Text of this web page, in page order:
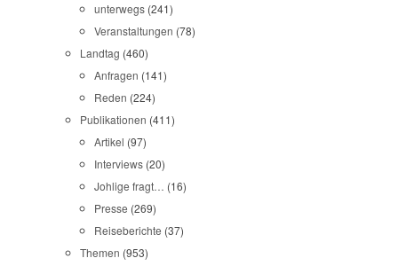
unterwegs (241)
Veranstaltungen (78)
Landtag (460)
Anfragen (141)
Reden (224)
Publikationen (411)
Artikel (97)
Interviews (20)
Johlige fragt… (16)
Presse (269)
Reiseberichte (37)
Themen (953)